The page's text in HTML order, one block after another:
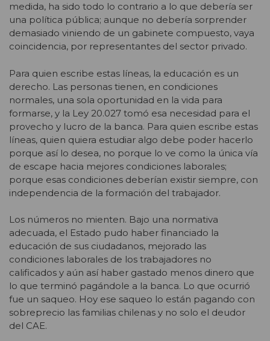
medida, ha sido todo lo contrario a lo que debería ser
una política pública; aunque no debería sorprender
demasiado viniendo de un gabinete compuesto, vaya
coincidencia, por representantes del sector privado.
Para quien escribe estas líneas, la educación es un
derecho. Las personas tienen, en condiciones
normales, una sola oportunidad en la vida para
formarse, y la Ley 20.027 tomó esa necesidad para el
provecho y lucro de la banca. Para quien escribe estas
líneas, quien quiera estudiar algo debe poder hacerlo
porque así lo desea, no porque lo ve como la única vía
de escape hacia mejores condiciones laborales;
porque esas condiciones deberían existir siempre, con
independencia de la formación del trabajador.
Los números no mienten. Bajo una normativa
adecuada, el Estado pudo haber financiado la
educación de sus ciudadanos, mejorado las
condiciones laborales de los trabajadores no
calificados y aún así haber gastado menos dinero que
lo que terminó pagándole a la banca. Lo que ocurrió
fue un saqueo. Hoy ese saqueo lo están pagando con
sobreprecio las familias chilenas y no solo el deudor
del CAE.